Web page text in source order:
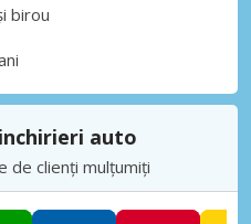
birou
auto
de clienți mulțumiți